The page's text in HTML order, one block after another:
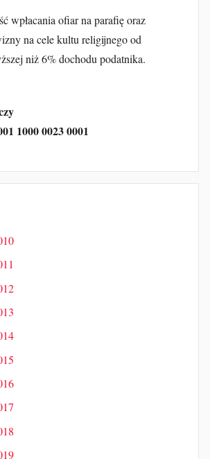
wpłacania ofiar na parafię oraz
na cele kultu religijnego od
niż 6% dochodu podatnika.
1000 0023 0001